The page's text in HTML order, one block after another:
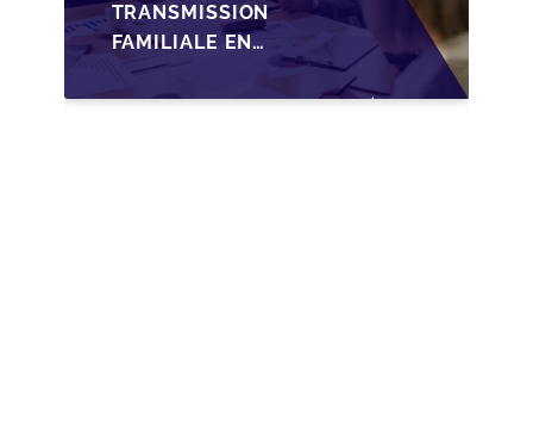
TRANSMISSION
FAMILIALE EN
WALLONIE :
NOUVELLES